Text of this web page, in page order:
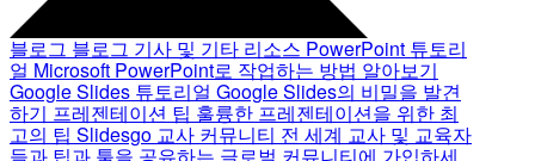
블로그 블로그 기사 및 기타 리소스 PowerPoint 튜토리
얼 Microsoft PowerPoint로 작업하는 방법 알아보기
Google Slides 튜토리얼 Google Slides의 비밀을 발견
하기 프레젠테이션 팁 훌륭한 프레젠테이션을 위한 최
고의 팁 Slidesgo 교사 커뮤니티 전 세계 교사 및 교육자